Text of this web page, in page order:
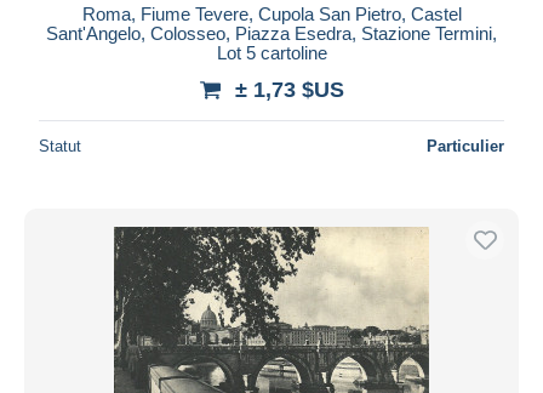
Roma, Fiume Tevere, Cupola San Pietro, Castel
Sant'Angelo, Colosseo, Piazza Esedra, Stazione Termini,
Lot 5 cartoline
± 1,73 $US
Statut Particulier